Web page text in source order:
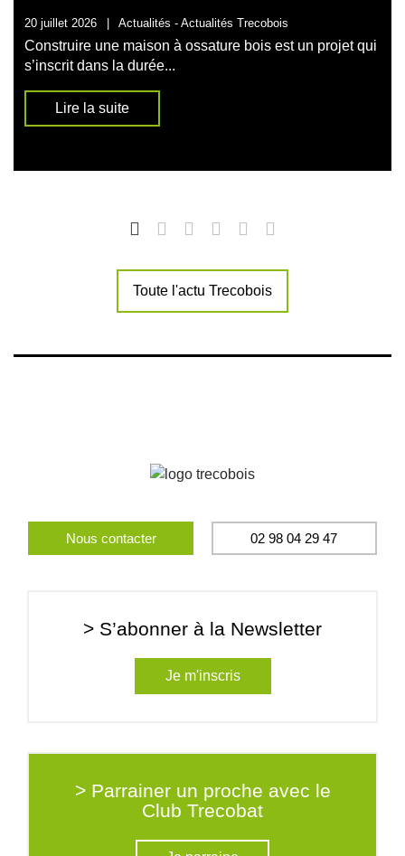
20 juillet 2026 Actualités - Actualités Trecobois
Construire une maison à ossature bois est un projet qui
s’inscrit dans la durée...
Lire la suite
Toute l'actu Trecobois
Nous contacter 02 98 04 29 47
> S’abonner à la Newsletter
Je m'inscris
> Parrainer un proche avec le
Club Trecobat